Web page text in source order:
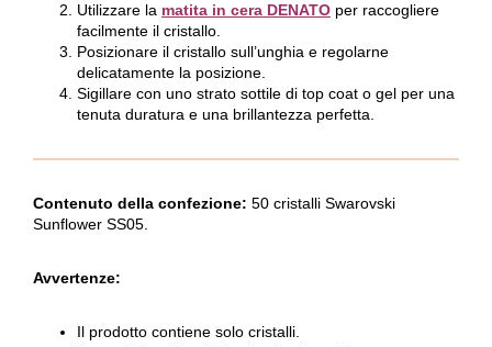
Utilizzare la matita in cera DENATO per raccogliere
facilmente il cristallo.
Posizionare il cristallo sull’unghia e regolarne
delicatamente la posizione.
Sigillare con uno strato sottile di top coat o gel per una
tenuta duratura e una brillantezza perfetta.
Contenuto della confezione: 50 cristalli Swarovski
Sunflower SS05.
Avvertenze:
Il prodotto contiene solo cristalli.